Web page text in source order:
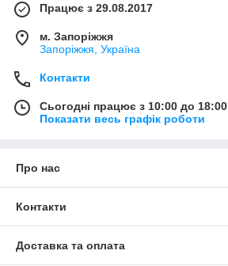
Працює з 29.08.2017
м. Запоріжжя
Запоріжжя, Україна
Контакти
Сьогодні працює з 10:00 до 18:00
Показати весь графік роботи
Про нас
Контакти
Доставка та оплата